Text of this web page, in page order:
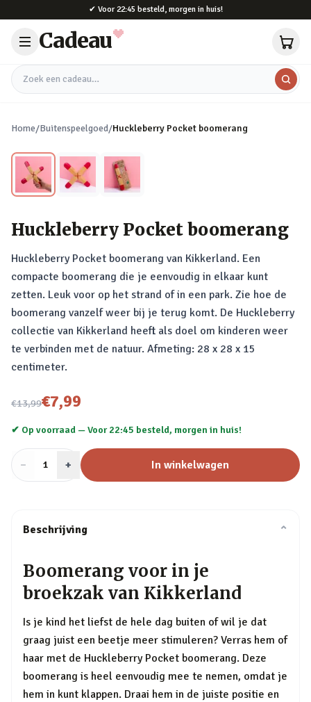
✔ Voor 22:45 besteld, morgen in huis!
Cadeau
Zoek een cadeau
Home/Buitenspeelgoed/Huckleberry Pocket boomerang
Huckleberry Pocket boomerang
Huckleberry Pocket boomerang van Kikkerland. Een
compacte boomerang die je eenvoudig in elkaar kunt
zetten. Leuk voor op het strand of in een park. Zie hoe de
boomerang vanzelf weer bij je terug komt. De Huckleberry
collectie van Kikkerland heeft als doel om kinderen weer
te verbinden met de natuur. Afmeting: 28 x 28 x 15
centimeter.
€13,99
Nu voor
€7,99
✔ Op voorraad —Voor 22:45 besteld, morgen in huis!
− Aantal
1 + In winkelwagen
Beschrijving ⌄
Boomerang voor in je
broekzak van Kikkerland
Is je kind het liefst de hele dag buiten of wil je dat
graag juist een beetje meer stimuleren? Verras hem of
haar met de Huckleberry Pocket boomerang. Deze
boomerang is heel eenvoudig mee te nemen, omdat je
hem in kunt klappen. Draai hem in de juiste positie en